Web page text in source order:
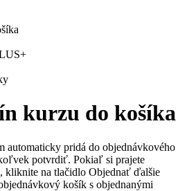
kurzu do košíka
automaticky pridá do objednávkového
potvrdiť. Pokiaľ si prajete
kliknite na tlačidlo Objednať ďalšie
košík s objednanými